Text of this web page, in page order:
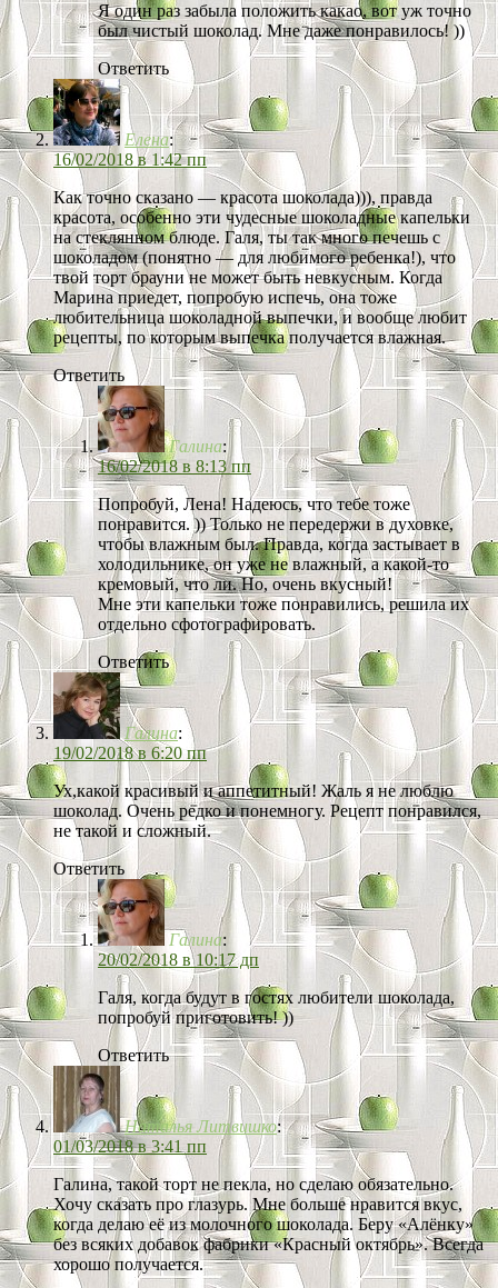
Я один раз забыла положить какао, вот уж точно
был чистый шоколад. Мне даже понравилось! ))
Ответить
Елена:
16/02/2018 в 1:42 пп
Как точно сказано — красота шоколада))), правда
красота, особенно эти чудесные шоколадные капельки
на стеклянном блюде. Галя, ты так много печешь с
шоколадом (понятно — для любимого ребенка!), что
твой торт брауни не может быть невкусным. Когда
Марина приедет, попробую испечь, она тоже
любительница шоколадной выпечки, и вообще любит
рецепты, по которым выпечка получается влажная.
Ответить
Галина:
16/02/2018 в 8:13 пп
Попробуй, Лена! Надеюсь, что тебе тоже
понравится. )) Только не передержи в духовке,
чтобы влажным был. Правда, когда застывает в
холодильнике, он уже не влажный, а какой-то
кремовый, что ли. Но, очень вкусный!
Мне эти капельки тоже понравились, решила их
отдельно сфотографировать.
Ответить
Галина:
19/02/2018 в 6:20 пп
Ух,какой красивый и аппетитный! Жаль я не люблю
шоколад. Очень редко и понемногу. Рецепт понравился,
не такой и сложный.
Ответить
Галина:
20/02/2018 в 10:17 дп
Галя, когда будут в гостях любители шоколада,
попробуй приготовить! ))
Ответить
Наталья Литвишко:
01/03/2018 в 3:41 пп
Галина, такой торт не пекла, но сделаю обязательно.
Хочу сказать про глазурь. Мне больше нравится вкус,
когда делаю её из молочного шоколада. Беру «Алёнку»
без всяких добавок фабрики «Красный октябрь». Всегда
хорошо получается.